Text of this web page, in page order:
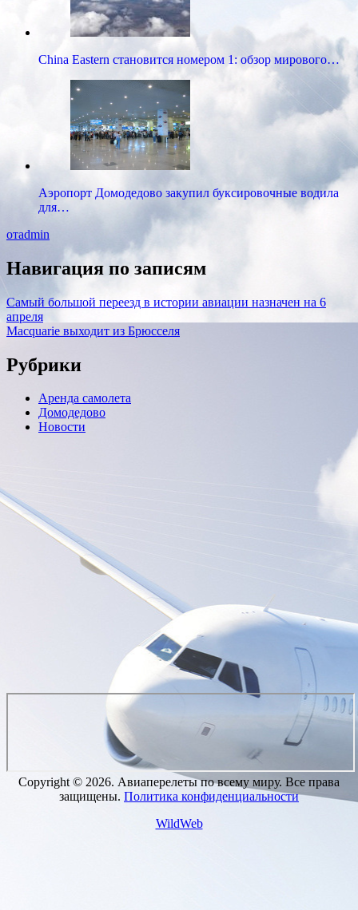
China Eastern становится номером 1: обзор мирового…
Аэропорт Домодедово закупил буксировочные водила
для…
отadmin
Навигация по записям
Самый большой переезд в истории авиации назначен на 6
апреля
Macquarie выходит из Брюсселя
Рубрики
Аренда самолета
Домодедово
Новости
Copyright © 2026. Авиаперелеты по всему миру. Все права
защищены. Политика конфиденциальности
WildWeb